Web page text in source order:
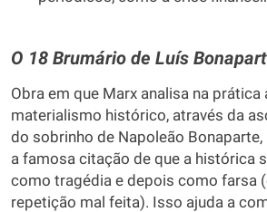
O 18 Brumário de Luís
Obra em que Marx analisa na prática
materialismo histórico, através da
do sobrinho de Napoleão Bonaparte,
a famosa citação de que a histórica
como tragédia e depois como farsa
repetição mal feita). Isso ajuda a